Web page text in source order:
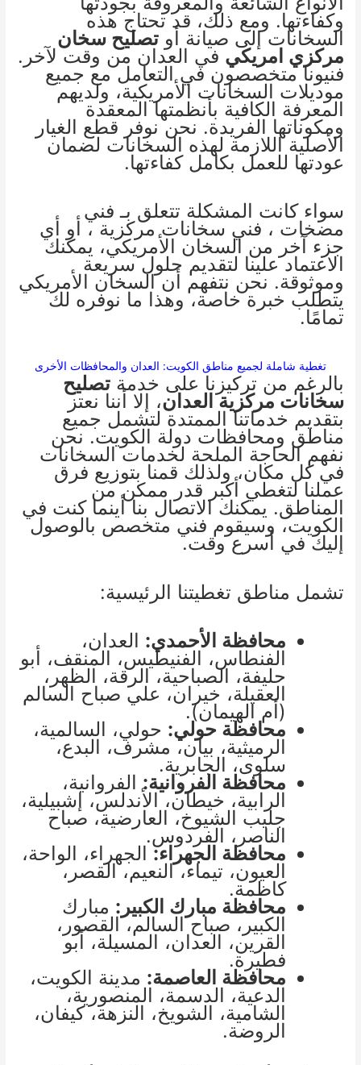
وكفاءتها. ومع ذلك، قد تحتاج هذه
السخانات إلى صيانة أوتصليح سخان
مركزي امريكي في العدان من وقت لآخر.
فنيونا متخصصون في التعامل مع جميع
موديلات السخانات الأمريكية، ولديهم
المعرفة الكافية بأنظمتها المعقدة
ومكوناتها الفريدة. نحن نوفر قطع الغيار
الأصلية اللازمة لهذه السخانات لضمان
عودتها للعمل بكامل كفاءتها.
سواء كانت المشكلة تتعلق بـ فني
مضخات ، فني سخانات مركزية ، أو أي
جزء آخر من السخان الأمريكي، يمكنك
الاعتماد علينا لتقديم حلول سريعة
وموثوقة. نحن نتفهم أن السخان الأمريكي
يتطلب خبرة خاصة، وهذا ما نوفره لك
تمامًا.
تغطية شاملة لجميع مناطق الكويت: العدان والمحافظات الأخرى
بالرغم من تركيزنا على خدمةتصليح
سخانات مركزية العدان، إلا أننا نعتز
بتقديم خدماتنا الممتدة لتشمل جميع
مناطق ومحافظات دولة الكويت. نحن
نفهم الحاجة الملحة لخدمات السخانات
في كل مكان، ولذلك قمنا بتوزيع فرق
عملنا لتغطي أكبر قدر ممكن من
المناطق. يمكنك الاتصال بنا أينما كنت في
الكويت، وسيقوم فني متخصص بالوصول
إليك في أسرع وقت.
تشمل مناطق تغطيتنا الرئيسية:
محافظة الأحمدي: العدان،
الفنطاس، الفنيطيس، المنقف، أبو
حليفة، الصباحية، الرقة، الظهر،
العقيلة، خيران، علي صباح السالم
(أم الهيمان).
محافظة حولي: حولي، السالمية،
الرميثية، بيان، مشرف، البدع،
سلوى، الجابرية.
محافظة الفروانية:الفروانية،
الرابية، خيطان، الأندلس، إشبيلية،
جليب الشيوخ، العارضية، صباح
الناصر، الفردوس.
محافظة الجهراء: الجهراء، الواحة،
العيون، تيماء، النعيم، القصر،
كاظمة.
محافظة مبارك الكبير: مبارك
الكبير، صباح السالم، القصور،
القرين، العدان، المسيلة، أبو
فطيرة.
محافظة العاصمة: مدينة الكويت،
الدعية، الدسمة، المنصورية،
الشامية، الشويخ، النزهة، كيفان،
الروضة.